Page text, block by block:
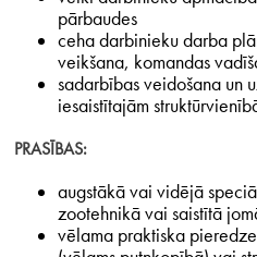
pārbaudes
ceha darbinieku darba
veikšana, komandas
sadarbības veidošana un
iesaistītajām
PRASĪBAS:
augstākā vai vidējā
zootehnikā vai saistītā
vēlama praktiska